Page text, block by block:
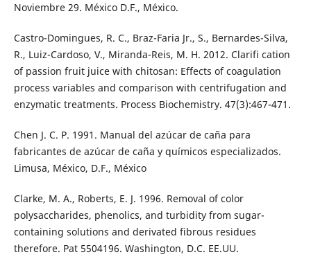
Noviembre 29. México D.F., México.
Castro-Domingues, R. C., Braz-Faria Jr., S., Bernardes-Silva,
R., Luiz-Cardoso, V., Miranda-Reis, M. H. 2012. Clarifi cation
of passion fruit juice with chitosan: Effects of coagulation
process variables and comparison with centrifugation and
enzymatic treatments. Process Biochemistry. 47(3):467-471.
Chen J. C. P. 1991. Manual del azúcar de caña para
fabricantes de azúcar de caña y químicos especializados.
Limusa, México, D.F., México
Clarke, M. A., Roberts, E. J. 1996. Removal of color
polysaccharides, phenolics, and turbidity from sugar-
containing solutions and derivated fibrous residues
therefore. Pat 5504196. Washington, D.C. EE.UU.